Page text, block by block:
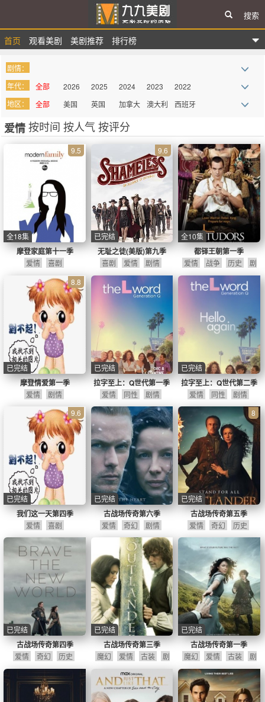
首页 观看美剧 美剧推荐 排行榜
搜索
剧情：
年代：
全部 2026 2025 2024 2023 2022
2021 2020 2019 2018 2017 2016
2015 2014 2013 2012
2009 more
地区： 全部 美国 英国 加拿大
澳大利
西班牙
法国 德国 巴西 意大利
其它
爱情按时间 按人气 按评分
摩登家庭第十一季
9.5
全18集
爱情 喜剧
无耻之徒(美版)第九季
9.6
已完结
喜剧 爱情 剧情
都铎王朝第一季
全10集
爱情 战争 历史
剧
情
摩登情爱第一季
8.8
已完结
爱情 剧情
拉字至上：Q世代第一季
已完结
爱情 同性 剧情
拉字至上：Q世代第二季
已完结
爱情 同性 剧情
我们这一天第四季
9.6
已完结
爱情 喜剧
古战场传奇第六季
已完结
爱情 奇幻 剧情
古战场传奇第五季
8
已完结
爱情 奇幻 历史
古战场传奇第四季
已完结
爱情 奇幻 历史
古战场传奇第三季
已完结
魔幻 爱情 古装
剧
情
古战场传奇第一季
已完结
魔幻 爱情 古装
剧
情